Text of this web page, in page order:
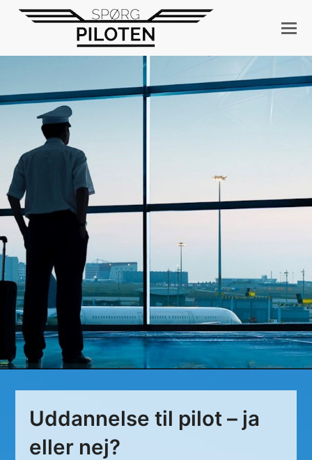
Uddannelse til pilot – ja
eller nej?